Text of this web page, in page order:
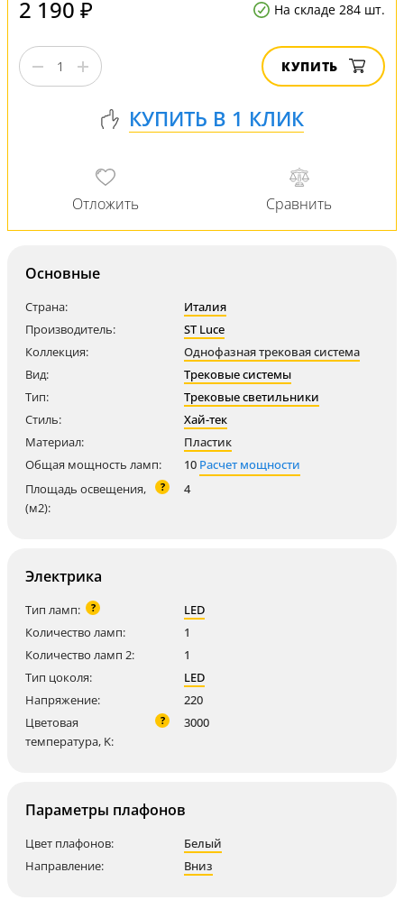
2 190 ₽ На складе 284 шт.
КУПИТЬ
Основные
Страна:
Италия
Производитель:
ST Luce
Коллекция:
Однофазная трековая система
Вид:
Трековые системы
Тип:
Трековые светильники
Стиль:
Хай-тек
Материал:
Пластик
Общая мощность ламп:
10 Расчет мощности
Площадь освещения,
(м2):
? 4
Электрика
Тип ламп: ?
LED
Количество ламп:
1
Количество ламп 2:
1
Тип цоколя:
LED
Напряжение:
220
Цветовая
температура, K:
? 3000
Параметры плафонов
Цвет плафонов:
Белый
Направление:
Вниз